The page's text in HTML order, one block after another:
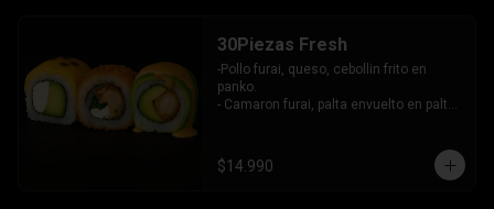
30Piezas Fresh
-Pollo furai, queso, cebollin frito en
panko.
- Camaron furai, palta envuelto en palta
queso y mango, bañado en salsa de
maracuya.
$14.990